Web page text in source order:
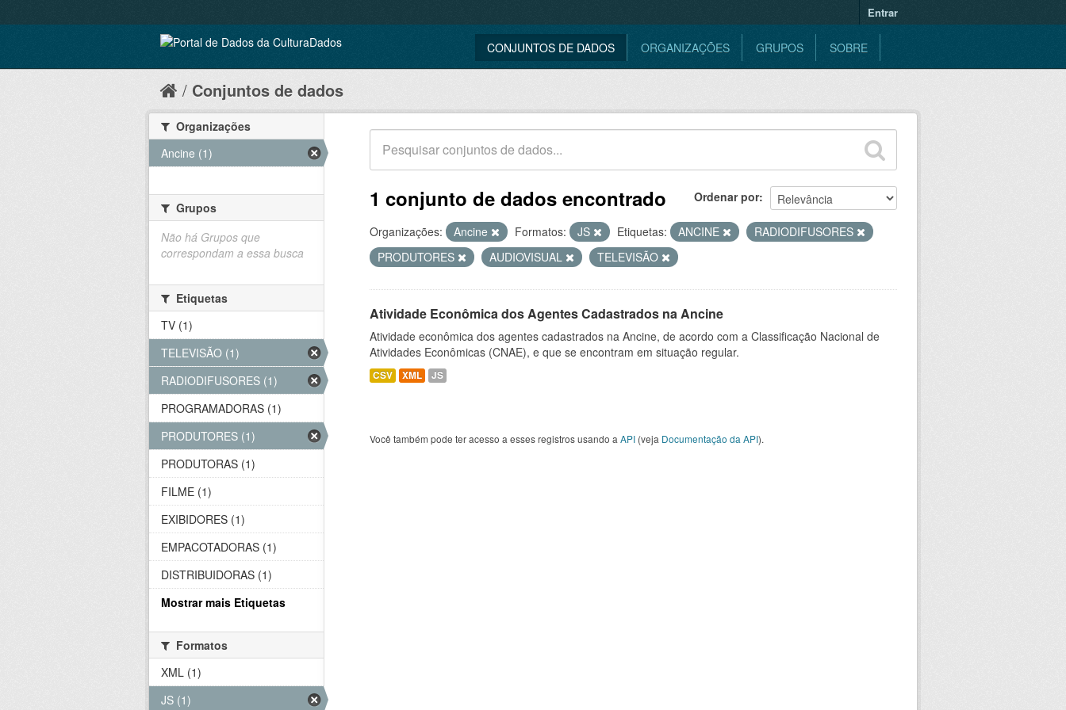
Entrar
CONJUNTOS DE DADOS ORGANIZAÇÕES GRUPOS SOBRE
Conjuntos de dados
Ordenar por
1 conjunto de dados encontrado
Organizações: Ancine Formatos: JS Etiquetas: ANCINE
RADIODIFUSORES
PRODUTORES
AUDIOVISUAL TELEVISÃO
Atividade Econômica dos Agentes Cadastrados na Ancine
Atividade econômica dos agentes cadastrados na Ancine, de acordo com a Classificação Nacional de
Atividades Econômicas (CNAE), e que se encontram em situação regular.
CSV XML JS
Você também pode ter acesso a esses registros usando a API (veja Documentação da API).
Organizações
Ancine (1)
Grupos
Não há Grupos que
correspondam a essa busca
Etiquetas
TV (1)
TELEVISÃO (1)
RADIODIFUSORES (1)
PROGRAMADORAS (1)
PRODUTORES (1)
PRODUTORAS (1)
FILME (1)
EXIBIDORES (1)
EMPACOTADORAS (1)
DISTRIBUIDORAS (1)
Mostrar mais Etiquetas
Formatos
XML (1)
JS (1)